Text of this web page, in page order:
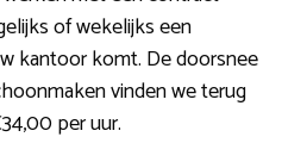
of wekelijks een
kantoor komt. De doorsnee
vinden we terug
per uur.